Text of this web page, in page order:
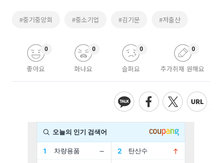
#중기중앙회 #중소기업 #김기문 #저출산
좋아요
0
화나요
0
슬퍼요
0
추가취재 원해요
0